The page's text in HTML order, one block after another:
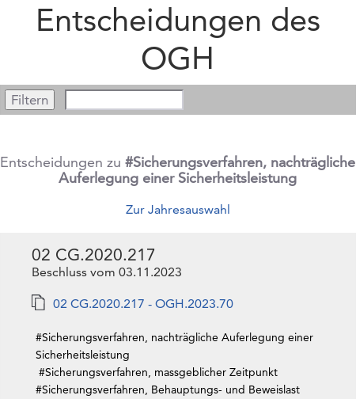
Entscheidungen des
OGH
Entscheidungen zu#Sicherungsverfahren, nachträgliche
Auferlegung einer Sicherheitsleistung
Zur Jahresauswahl
02 CG.2020.217
Beschluss vom 03.11.2023
02 CG.2020.217 - OGH.2023.70
#Sicherungsverfahren, nachträgliche Auferlegung einer
Sicherheitsleistung
#Sicherungsverfahren, massgeblicher Zeitpunkt
#Sicherungsverfahren, Behauptungs- und Beweislast